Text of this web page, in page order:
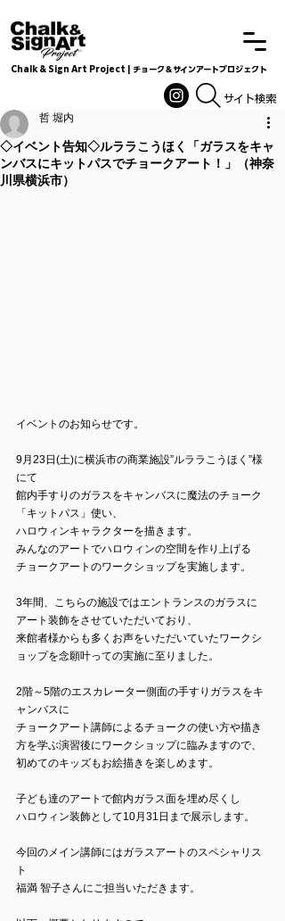
Chalk & Sign Art Project | チョーク＆サインアートプロジェクト
​​​サイト検索
◇イベント告知◇ルララこうほく「ガラスをキャ
ンバスにキットパスでチョークアート！」（神奈
川県横浜市）
哲 堀内
イベントのお知らせです。
9月23日(土)に横浜市の商業施設”ルララこうほく”様
にて
館内手すりのガラスをキャンバスに魔法のチョーク
「キットパス」使い、
ハロウィンキャラクターを描きます。
みんなのアートでハロウィンの空間を作り上げる
チョークアートのワークショップを実施します。
3年間、こちらの施設ではエントランスのガラスに
アート装飾をさせていただいており、
来館者様からも多くお声をいただいていたワークシ
ョップを念願叶っての実施に至りました。
2階～5階のエスカレーター側面の手すりガラスをキ
ャンバスに
チョークアート講師によるチョークの使い方や描き
方を学ぶ演習後にワークショップに臨みますので、
初めてのキッズもお絵描きを楽しめます。
子ども達のアートで館内ガラス面を埋め尽くし
ハロウィン装飾として10月31日まで展示します。
今回のメイン講師にはガラスアートのスペシャリス
ト
福満 智子さんにご担当いただきます。